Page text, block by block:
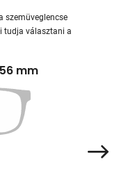
szemüveglencse
tudja választani a
mm